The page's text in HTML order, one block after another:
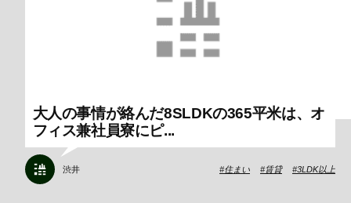
大人の事情が絡んだ8SLDKの365平米は、オ
フィス兼社員寮にピ...
渋井 住まい 賃貸 3LDK以上